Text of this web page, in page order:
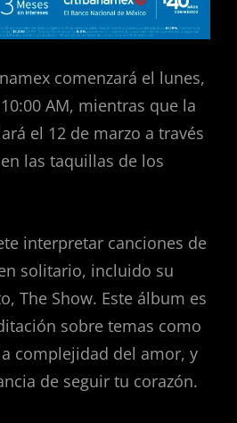
comenzará el lunes,
AM, mientras que la
el 12 de marzo a través
las taquillas de los
interpretar canciones de
solitario, incluido su
The Show. Este álbum es
sobre temas como
complejidad del amor, y
de seguir tu corazón.